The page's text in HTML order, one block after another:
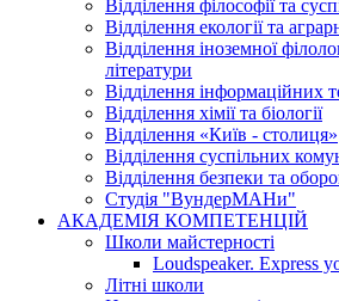
Відділення філософії та
Відділення екології та
Відділення іноземної
літератури
Відділення інформаційних
Відділення хімії та біології
Відділення «Київ - столиця»
Відділення суспільних
Відділення безпеки та
Студія "ВундерМАНи"
АКАДЕМІЯ КОМПЕТЕНЦІЙ
Школи майстерності
Loudspeaker. Express
Літні школи